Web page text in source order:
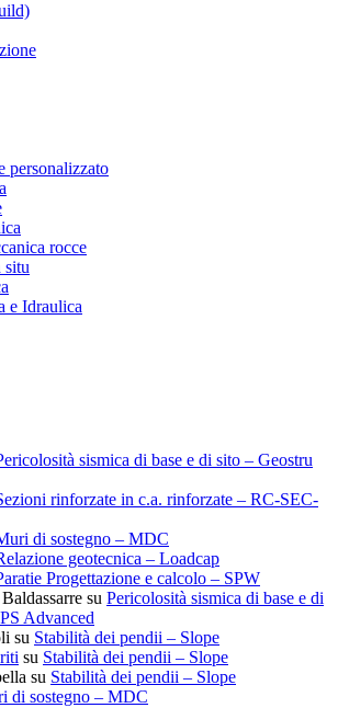
personalizzato
rocce
situ
e Idraulica
sismica di base e di sito – Geostru
rinforzate in c.a. rinforzate – RC-SEC-
di sostegno – MDC
geotecnica – Loadcap
Progettazione e calcolo – SPW
su Pericolosità sismica di base e di
Advanced
su Stabilità dei pendii – Slope
su Stabilità dei pendii – Slope
su Stabilità dei pendii – Slope
di sostegno – MDC